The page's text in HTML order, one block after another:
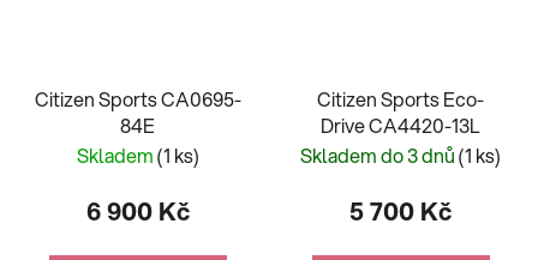
Citizen Sports CA0695-
84E
Skladem(1 ks)
6 900 Kč
Citizen Sports Eco-
Drive CA4420-13L
Skladem do 3 dnů(1 ks)
5 700 Kč